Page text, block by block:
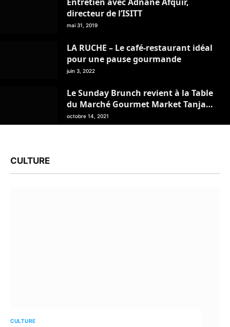
directeur de l’ISITT
mai 31, 2019
LA RUCHE – Le café-restaurant idéal
pour une pause gourmande
juin 3, 2022
Le Sunday Brunch revient à la Table
du Marché Gourmet Market Tanja
Marina Bay
octobre 14, 2021
CULTURE
CULTURE